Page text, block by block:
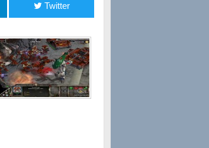
Twitter